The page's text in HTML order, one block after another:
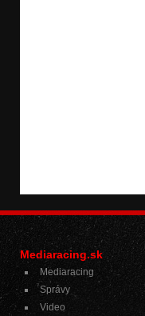
Mediaracing.sk
Mediaracing
Správy
Video